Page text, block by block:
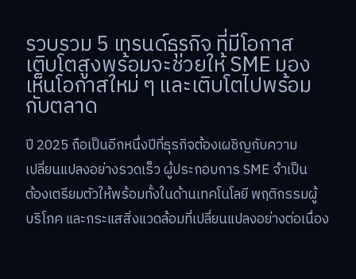
รวบรวม 5 เทรนด์ธุรกิจ ที่มีโอกาส
เติบโตสูงพร้อมจะช่วยให้ SME มอง
เห็นโอกาสใหม่ ๆ และเติบโตไปพร้อม
กับตลาด
ปี 2025 ถือเป็นอีกหนึ่งปีที่ธุรกิจต้องเผชิญกับความ
เปลี่ยนแปลงอย่างรวดเร็ว ผู้ประกอบการ SME จำเป็น
ต้องเตรียมตัวให้พร้อมทั้งในด้านเทคโนโลยี พฤติกรรมผู้
บริโภค และกระแสสิ่งแวดล้อมที่เปลี่ยนแปลงอย่างต่อเนื่อง